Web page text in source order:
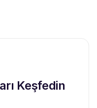
Keşfedin